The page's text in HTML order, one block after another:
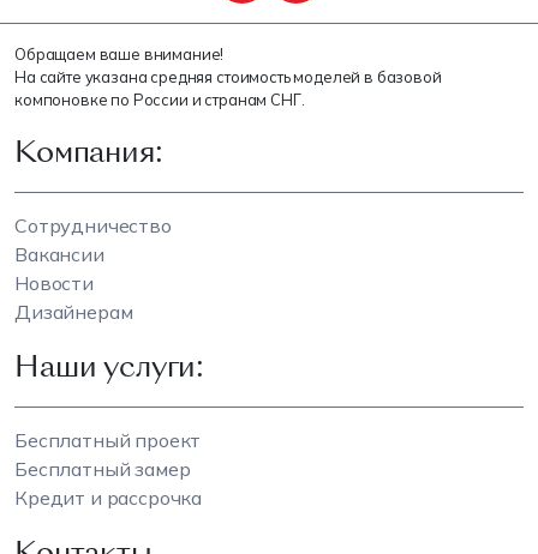
Обращаем ваше внимание!
На сайте указана средняя стоимость моделей в базовой
компоновке по России и странам СНГ.
Компания:
Сотрудничество
Вакансии
Новости
Дизайнерам
Наши услуги:
Бесплатный проект
Бесплатный замер
Кредит и рассрочка